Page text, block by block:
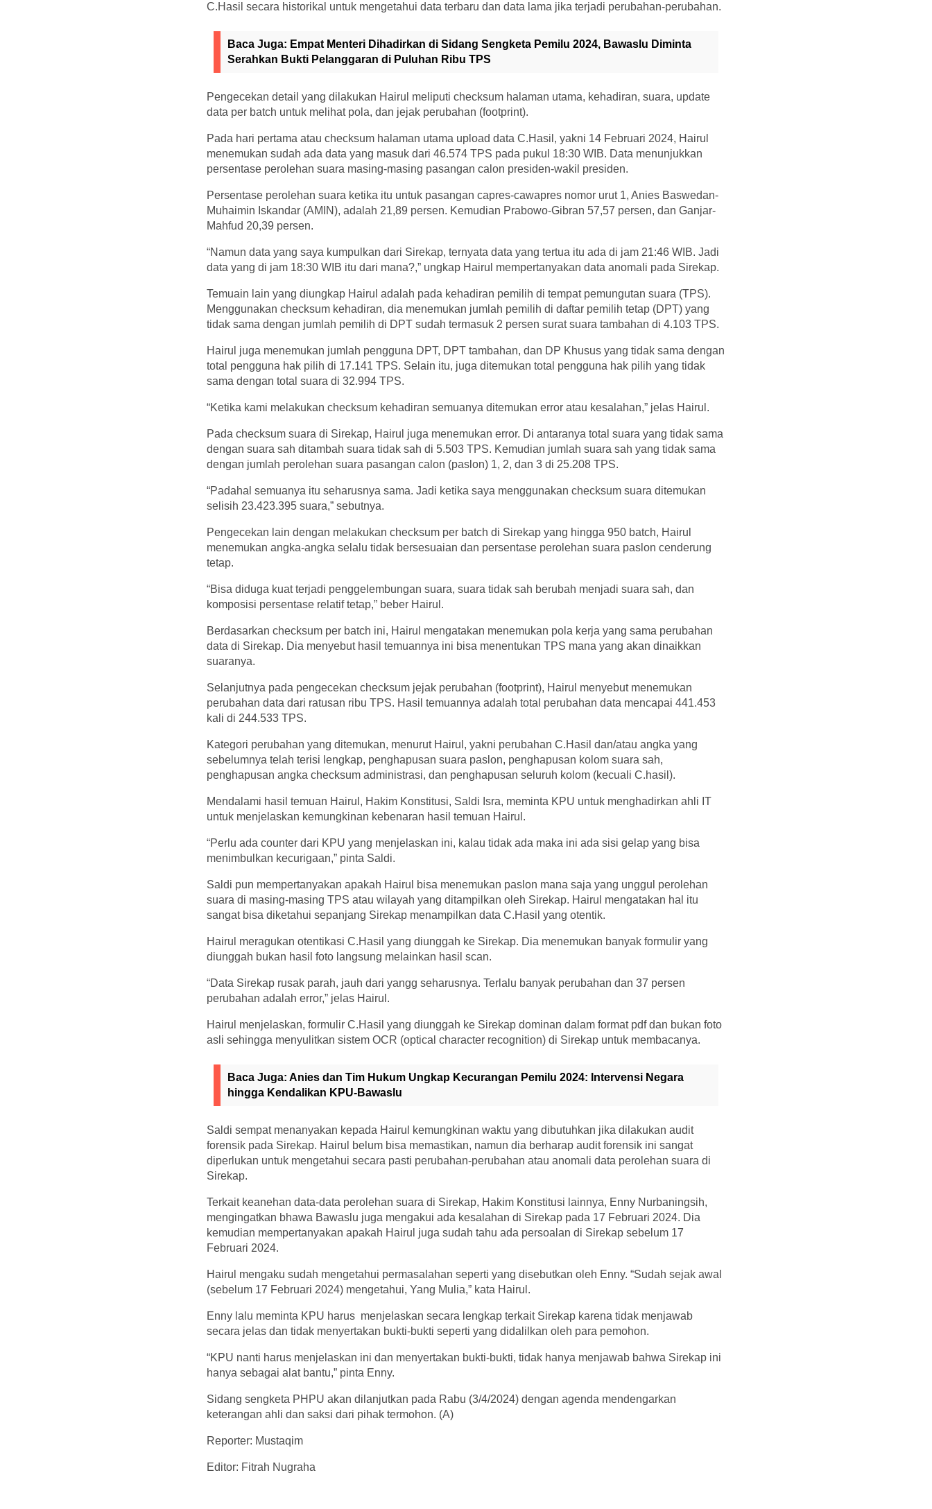
C.Hasil secara historikal untuk mengetahui data terbaru dan data lama jika terjadi perubahan-perubahan.
Baca Juga: Empat Menteri Dihadirkan di Sidang Sengketa Pemilu 2024, Bawaslu Diminta
Serahkan Bukti Pelanggaran di Puluhan Ribu TPS
Pengecekan detail yang dilakukan Hairul meliputi checksum halaman utama, kehadiran, suara, update
data per batch untuk melihat pola, dan jejak perubahan (footprint).
Pada hari pertama atau checksum halaman utama upload data C.Hasil, yakni 14 Februari 2024, Hairul
menemukan sudah ada data yang masuk dari 46.574 TPS pada pukul 18:30 WIB. Data menunjukkan
persentase perolehan suara masing-masing pasangan calon presiden-wakil presiden.
Persentase perolehan suara ketika itu untuk pasangan capres-cawapres nomor urut 1, Anies Baswedan-
Muhaimin Iskandar (AMIN), adalah 21,89 persen. Kemudian Prabowo-Gibran 57,57 persen, dan Ganjar-
Mahfud 20,39 persen.
“Namun data yang saya kumpulkan dari Sirekap, ternyata data yang tertua itu ada di jam 21:46 WIB. Jadi
data yang di jam 18:30 WIB itu dari mana?,” ungkap Hairul mempertanyakan data anomali pada Sirekap.
Temuain lain yang diungkap Hairul adalah pada kehadiran pemilih di tempat pemungutan suara (TPS).
Menggunakan checksum kehadiran, dia menemukan jumlah pemilih di daftar pemilih tetap (DPT) yang
tidak sama dengan jumlah pemilih di DPT sudah termasuk 2 persen surat suara tambahan di 4.103 TPS.
Hairul juga menemukan jumlah pengguna DPT, DPT tambahan, dan DP Khusus yang tidak sama dengan
total pengguna hak pilih di 17.141 TPS. Selain itu, juga ditemukan total pengguna hak pilih yang tidak
sama dengan total suara di 32.994 TPS.
“Ketika kami melakukan checksum kehadiran semuanya ditemukan error atau kesalahan,” jelas Hairul.
Pada checksum suara di Sirekap, Hairul juga menemukan error. Di antaranya total suara yang tidak sama
dengan suara sah ditambah suara tidak sah di 5.503 TPS. Kemudian jumlah suara sah yang tidak sama
dengan jumlah perolehan suara pasangan calon (paslon) 1, 2, dan 3 di 25.208 TPS.
“Padahal semuanya itu seharusnya sama. Jadi ketika saya menggunakan checksum suara ditemukan
selisih 23.423.395 suara,” sebutnya.
Pengecekan lain dengan melakukan checksum per batch di Sirekap yang hingga 950 batch, Hairul
menemukan angka-angka selalu tidak bersesuaian dan persentase perolehan suara paslon cenderung
tetap.
“Bisa diduga kuat terjadi penggelembungan suara, suara tidak sah berubah menjadi suara sah, dan
komposisi persentase relatif tetap,” beber Hairul.
Berdasarkan checksum per batch ini, Hairul mengatakan menemukan pola kerja yang sama perubahan
data di Sirekap. Dia menyebut hasil temuannya ini bisa menentukan TPS mana yang akan dinaikkan
suaranya.
Selanjutnya pada pengecekan checksum jejak perubahan (footprint), Hairul menyebut menemukan
perubahan data dari ratusan ribu TPS. Hasil temuannya adalah total perubahan data mencapai 441.453
kali di 244.533 TPS.
Kategori perubahan yang ditemukan, menurut Hairul, yakni perubahan C.Hasil dan/atau angka yang
sebelumnya telah terisi lengkap, penghapusan suara paslon, penghapusan kolom suara sah,
penghapusan angka checksum administrasi, dan penghapusan seluruh kolom (kecuali C.hasil).
Mendalami hasil temuan Hairul, Hakim Konstitusi, Saldi Isra, meminta KPU untuk menghadirkan ahli IT
untuk menjelaskan kemungkinan kebenaran hasil temuan Hairul.
“Perlu ada counter dari KPU yang menjelaskan ini, kalau tidak ada maka ini ada sisi gelap yang bisa
menimbulkan kecurigaan,” pinta Saldi.
Saldi pun mempertanyakan apakah Hairul bisa menemukan paslon mana saja yang unggul perolehan
suara di masing-masing TPS atau wilayah yang ditampilkan oleh Sirekap. Hairul mengatakan hal itu
sangat bisa diketahui sepanjang Sirekap menampilkan data C.Hasil yang otentik.
Hairul meragukan otentikasi C.Hasil yang diunggah ke Sirekap. Dia menemukan banyak formulir yang
diunggah bukan hasil foto langsung melainkan hasil scan.
“Data Sirekap rusak parah, jauh dari yangg seharusnya. Terlalu banyak perubahan dan 37 persen
perubahan adalah error,” jelas Hairul.
Hairul menjelaskan, formulir C.Hasil yang diunggah ke Sirekap dominan dalam format pdf dan bukan foto
asli sehingga menyulitkan sistem OCR (optical character recognition) di Sirekap untuk membacanya.
Baca Juga: Anies dan Tim Hukum Ungkap Kecurangan Pemilu 2024: Intervensi Negara
hingga Kendalikan KPU-Bawaslu
Saldi sempat menanyakan kepada Hairul kemungkinan waktu yang dibutuhkan jika dilakukan audit
forensik pada Sirekap. Hairul belum bisa memastikan, namun dia berharap audit forensik ini sangat
diperlukan untuk mengetahui secara pasti perubahan-perubahan atau anomali data perolehan suara di
Sirekap.
Terkait keanehan data-data perolehan suara di Sirekap, Hakim Konstitusi lainnya, Enny Nurbaningsih,
mengingatkan bhawa Bawaslu juga mengakui ada kesalahan di Sirekap pada 17 Februari 2024. Dia
kemudian mempertanyakan apakah Hairul juga sudah tahu ada persoalan di Sirekap sebelum 17
Februari 2024.
Hairul mengaku sudah mengetahui permasalahan seperti yang disebutkan oleh Enny. “Sudah sejak awal
(sebelum 17 Februari 2024) mengetahui, Yang Mulia,” kata Hairul.
Enny lalu meminta KPU harus menjelaskan secara lengkap terkait Sirekap karena tidak menjawab
secara jelas dan tidak menyertakan bukti-bukti seperti yang didalilkan oleh para pemohon.
“KPU nanti harus menjelaskan ini dan menyertakan bukti-bukti, tidak hanya menjawab bahwa Sirekap ini
hanya sebagai alat bantu,” pinta Enny.
Sidang sengketa PHPU akan dilanjutkan pada Rabu (3/4/2024) dengan agenda mendengarkan
keterangan ahli dan saksi dari pihak termohon. (A)
Reporter: Mustaqim
Editor: Fitrah Nugraha